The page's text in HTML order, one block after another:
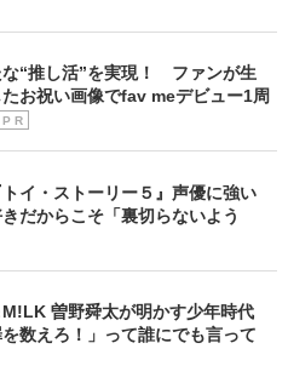
な“推し活”を実現！ ファンが生
お祝い画像でfav meデビュー1周
P R
イ・ストーリー５』声優に強い
だからこそ「裏切らないよう
M!LK 曽野舜太が明かす少年時代
を数えろ！」って誰にでも言って